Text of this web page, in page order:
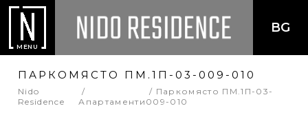
MENU
BG
ПАРКОМЯСТО ПМ.1П-03-009-010
Nido
Residence
Апартаменти
Паркомясто ПМ.1П-03-
009-010